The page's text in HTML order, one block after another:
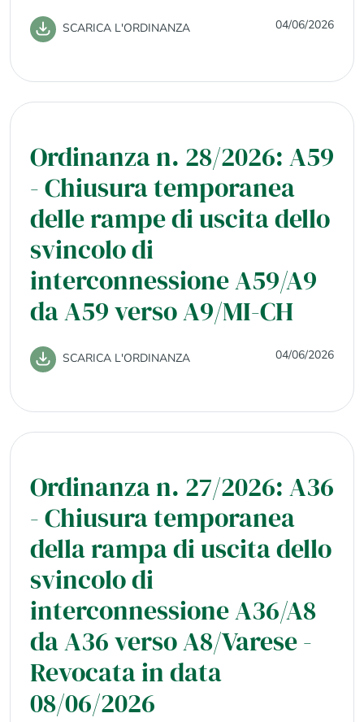
04/06/2026
SCARICA L'ORDINANZA
Ordinanza n. 28/2026: A59
- Chiusura temporanea
delle rampe di uscita dello
svincolo di
interconnessione A59/A9
da A59 verso A9/MI-CH
04/06/2026
SCARICA L'ORDINANZA
Ordinanza n. 27/2026: A36
- Chiusura temporanea
della rampa di uscita dello
svincolo di
interconnessione A36/A8
da A36 verso A8/Varese -
Revocata in data
08/06/2026